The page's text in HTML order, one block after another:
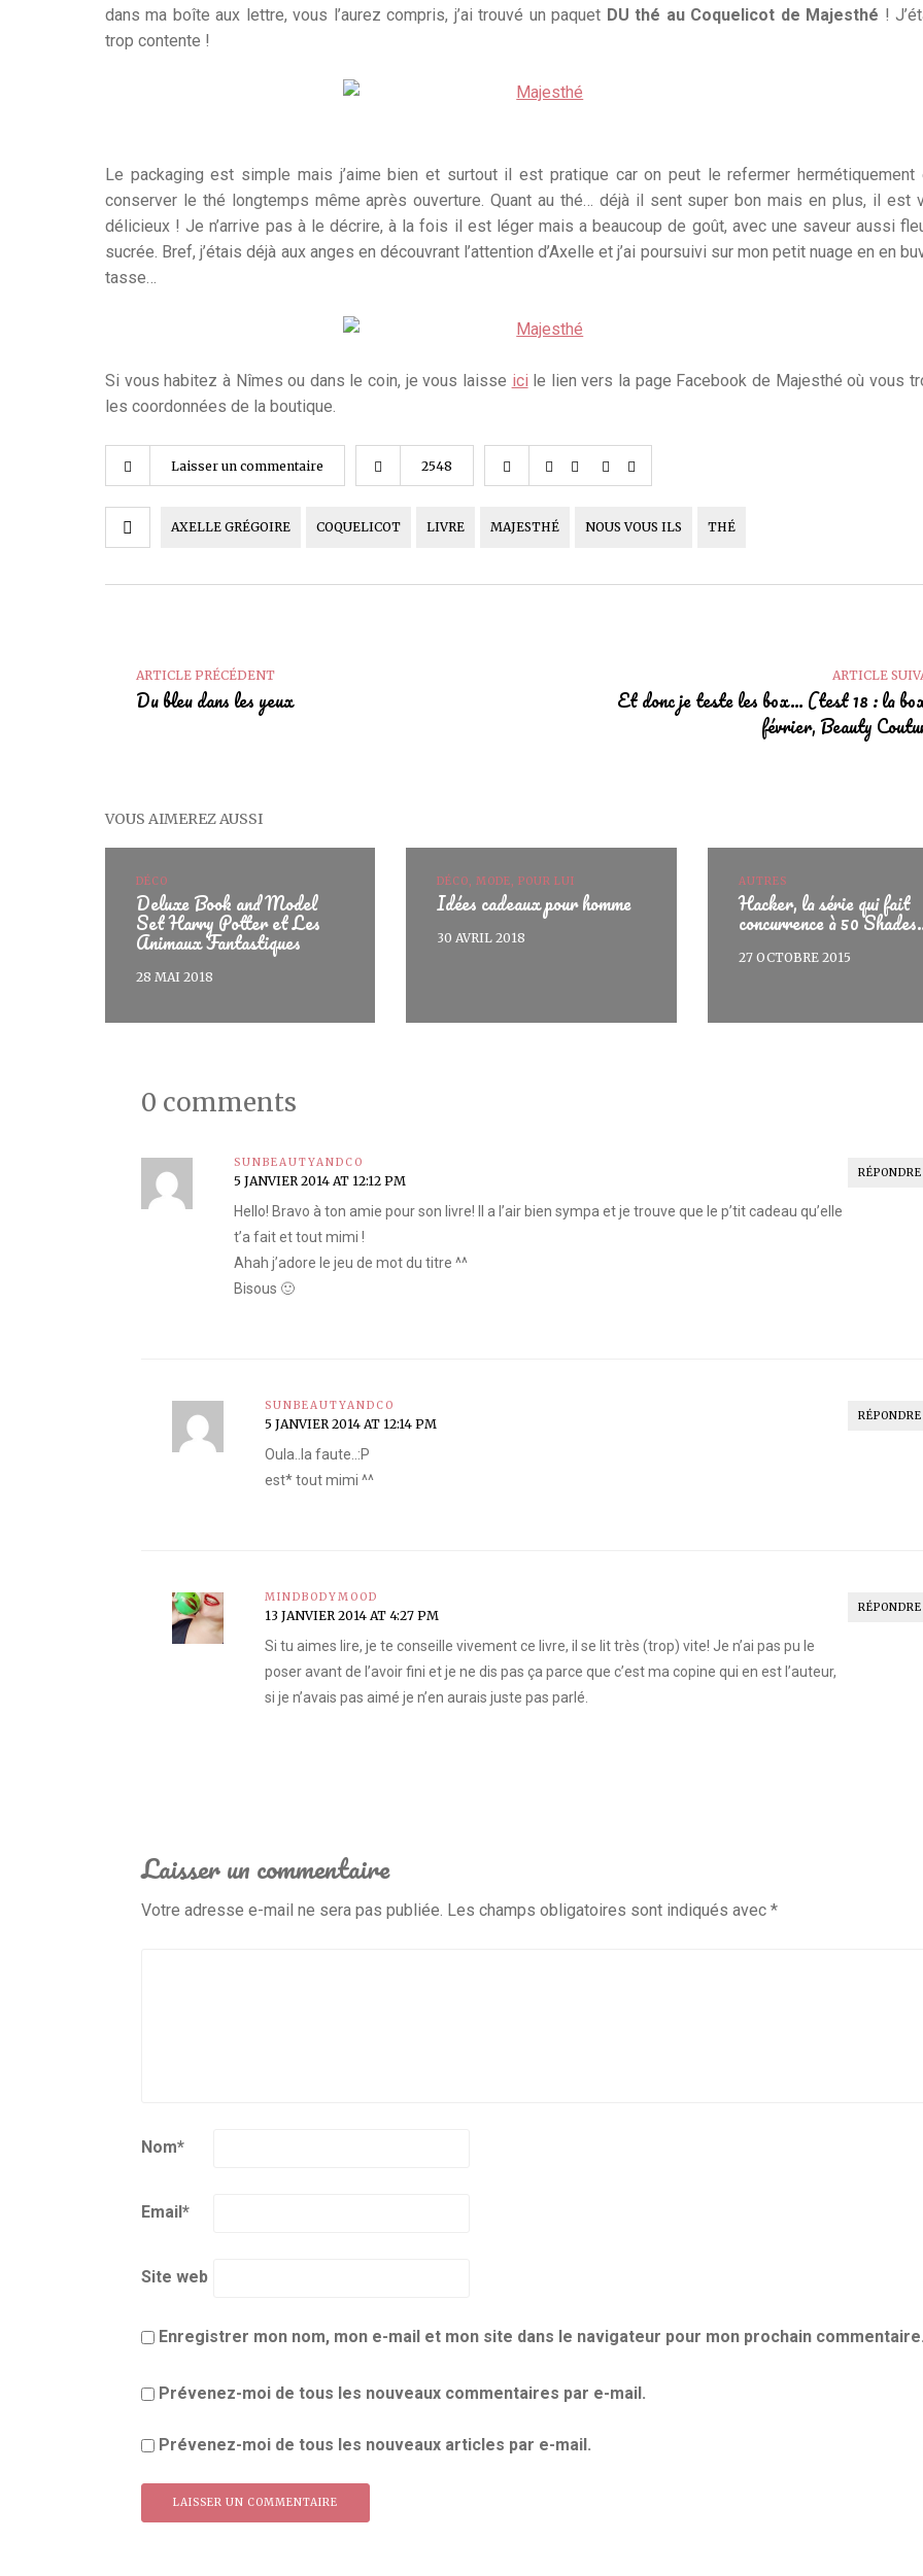
dans ma boîte aux lettre, vous l’aurez compris, j’ai trouvé un paquet DU thé au Coquelicot de Majesthé !
trop contente !
Le packaging est simple mais j’aime bien et surtout il est pratique car on peut le refermer hermétiquement
conserver le thé longtemps même après ouverture. Quant au thé… déjà il sent super bon mais en plus, il est
délicieux ! Je n’arrive pas à le décrire, à la fois il est léger mais a beaucoup de goût, avec une saveur aussi
sucrée. Bref, j’étais déjà aux anges en découvrant l’attention d’Axelle et j’ai poursuivi sur mon petit nuage en en
tasse…
Si vous habitez à Nîmes ou dans le coin, je vous laisse ici le lien vers la page Facebook de Majesthé où vous
les coordonnées de la boutique.
Laisser un commentaire 2548
AXELLE GRÉGOIRE COQUELICOT LIVRE MAJESTHÉ NOUS VOUS ILS THÉ
ARTICLE PRÉCÉDENT
Du bleu dans les yeux
ARTICLE
Et donc je teste les box… (test 18 : la
février, Beauty
VOUS AIMEREZ AUSSI
DÉCO
Deluxe Book and Model
Set Harry Potter et Les
Animaux Fantastiques
28 MAI 2018
DÉCO, MODE, POUR LUI
Idées cadeaux pour homme
30 AVRIL 2018
AUTRES
Hacker, la série qui fait
concurrence à 50
27 OCTOBRE 2015
0 comments
RÉPONDRE
SUNBEAUTYANDCO
5 JANVIER 2014 AT 12:12 PM
Hello! Bravo à ton amie pour son livre! Il a l’air bien sympa et je trouve que le p’tit cadeau qu’elle
t’a fait et tout mimi !
Ahah j’adore le jeu de mot du titre ^^
Bisous 🙂
RÉPONDRE
SUNBEAUTYANDCO
5 JANVIER 2014 AT 12:14 PM
Oula..la faute..:P
est* tout mimi ^^
RÉPONDRE
MINDBODYMOOD
13 JANVIER 2014 AT 4:27 PM
Si tu aimes lire, je te conseille vivement ce livre, il se lit très (trop) vite! Je n’ai pas pu le
poser avant de l’avoir fini et je ne dis pas ça parce que c’est ma copine qui en est l’auteur,
si je n’avais pas aimé je n’en aurais juste pas parlé.
Laisser un commentaire
Votre adresse e-mail ne sera pas publiée. Les champs obligatoires sont indiqués avec *
Nom*
Email *
Site web
Enregistrer mon nom, mon e-mail et mon site dans le navigateur pour mon prochain
Prévenez-moi de tous les nouveaux commentaires par e-mail.
Prévenez-moi de tous les nouveaux articles par e-mail.